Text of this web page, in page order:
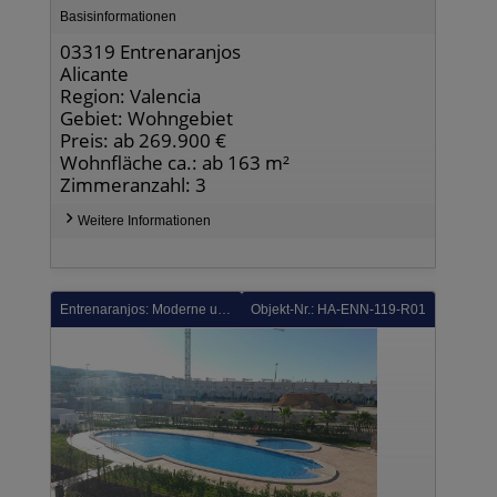
Basisinformationen
03319 Entrenaranjos
Alicante
Region: Valencia
Gebiet: Wohngebiet
Preis: ab 269.900 €
Wohnfläche ca.: ab 163 m²
Zimmeranzahl: 3
Weitere Informationen
Entrenaranjos: Moderne und komfortable Reihenhäuser mit 2 Schlafzimmern, 2 Bädern und Gemeinschaftspool in Golfanlage Objekt-Nr.: HA-ENN-119-R01